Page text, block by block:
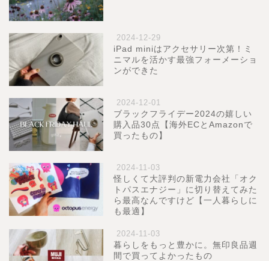
2024-12-29
iPad miniはアクセサリー次第！ミ
ニマルを活かす最強フォーメーショ
ンができた
2024-12-01
ブラックフライデー2024の嬉しい
購入品30点【海外ECとAmazonで
買ったもの】
2024-11-03
怪しくて大評判の新電力会社「オク
トパスエナジー」に切り替えてみた
ら最高なんですけど【一人暮らしに
も最適】
2024-11-03
暮らしをもっと豊かに。無印良品週
間で買ってよかったもの